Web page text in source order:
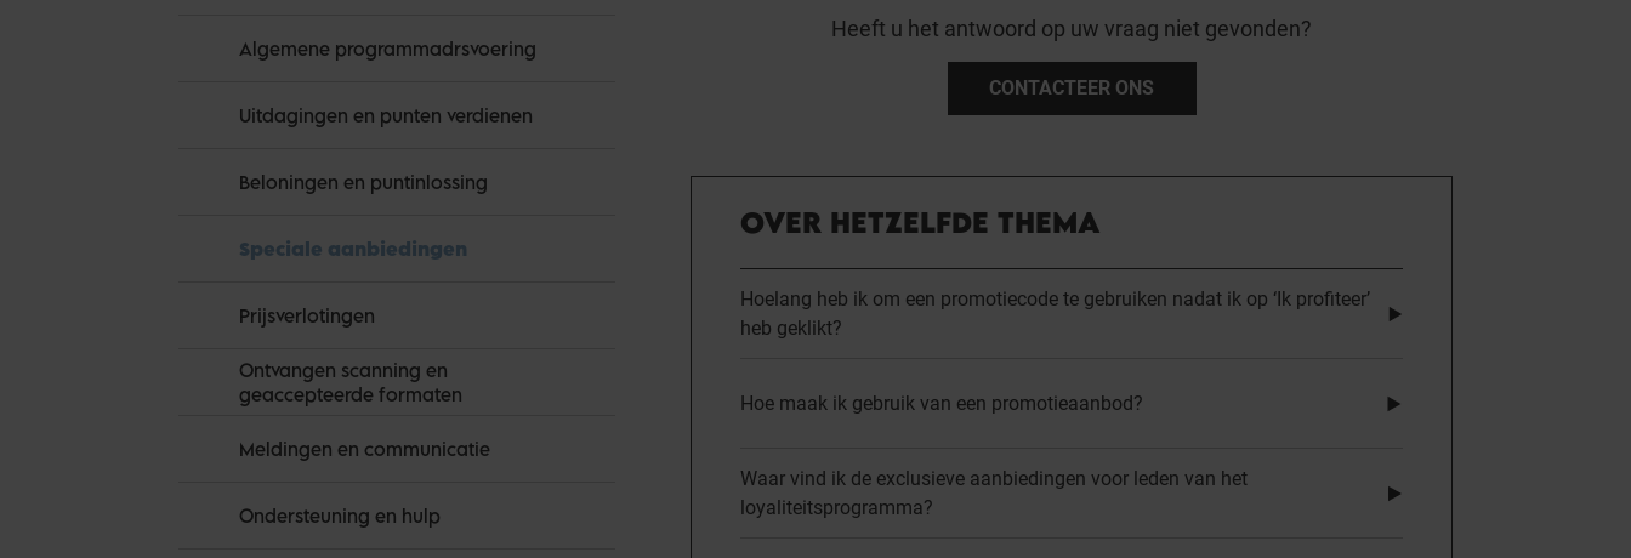
Algemene programmadrsvoering
Uitdagingen en punten verdienen
Beloningen en puntinlossing
Speciale aanbiedingen
Prijsverlotingen
Ontvangen scanning en
geaccepteerde formaten
Meldingen en communicatie
Ondersteuning en hulp
Heeft u het antwoord op uw vraag niet gevonden?
CONTACTEER ONS
OVER HETZELFDE THEMA
Hoelang heb ik om een promotiecode te gebruiken nadat ik op ‘Ik profiteer’
heb geklikt?
Hoe maak ik gebruik van een promotieaanbod?
Waar vind ik de exclusieve aanbiedingen voor leden van het
loyaliteitsprogramma?